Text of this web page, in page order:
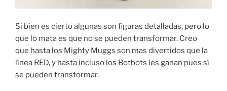
Si bien es cierto algunas son figuras detalladas, pero lo
que lo mata es que no se pueden transformar. Creo
que hasta los Mighty Muggs son mas divertidos que la
línea RED, y hasta incluso los Botbots les ganan pues sí
se pueden transformar.